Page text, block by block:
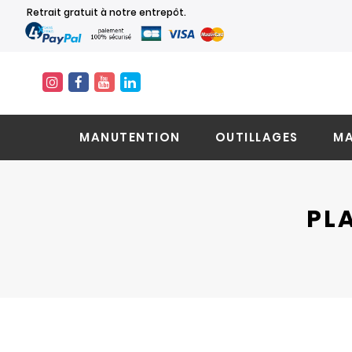
Retrait gratuit à notre entrepôt.
MANUTENTION OUTILLAGES